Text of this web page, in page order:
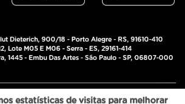
Dieterich, 900/18 - Porto Alegre - RS, 91610-410
Lote M05 E M06 - Serra - ES, 29161-414
1445 - Embu Das Artes - São Paulo - SP, 06807-000
Eireli - CNPJ:
estatísticas de visitas para melhorar